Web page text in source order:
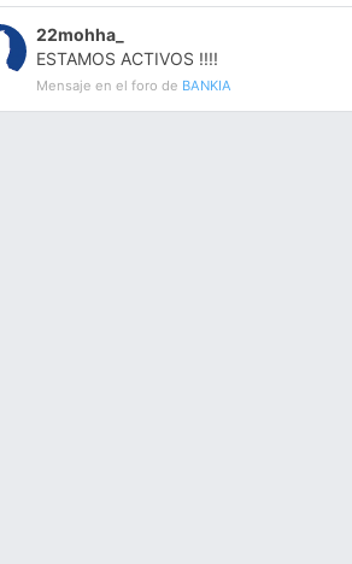
22mohha_
ESTAMOS ACTIVOS !!!!
Mensaje en el foro de BANKIA